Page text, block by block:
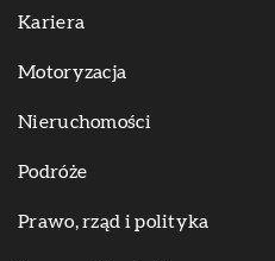
Kariera
Motoryzacja
Nieruchomości
Podróże
Prawo, rząd i polityka